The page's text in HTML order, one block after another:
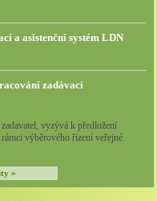
a asistenční systém LDN
zadávací
vyzývá k předložení
výběrového řízení veřejné
»